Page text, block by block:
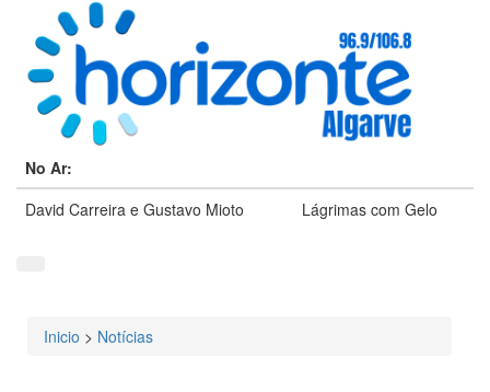
No Ar:
David Carreira e Gustavo Mioto
Lágrimas com Gelo
Está aqui
Inicio > Notícias